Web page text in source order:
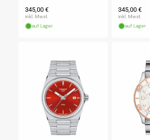
Normaler
Preis
345,00 €
inkl. Mwst.
auf Lager
Normaler
Preis
345,00 €
inkl. Mwst.
auf Lager